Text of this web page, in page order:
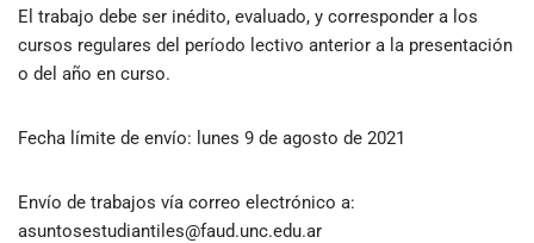
El trabajo debe ser inédito, evaluado, y corresponder a los
cursos regulares del período lectivo anterior a la presentación
o del año en curso.
Fecha límite de envío: lunes 9 de agosto de 2021
Envío de trabajos vía correo electrónico a:
asuntosestudiantiles@faud.unc.edu.ar